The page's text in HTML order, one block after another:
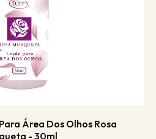
Área Dos Olhos Rosa
- 30ml